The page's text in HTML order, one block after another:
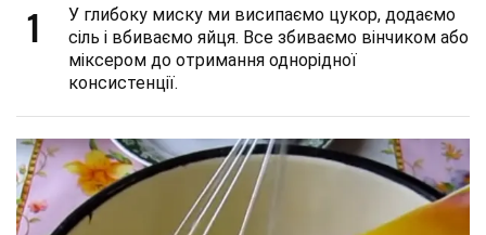
1
У глибоку миску ми висипаємо цукор, додаємо
сіль і вбиваємо яйця. Все збиваємо вінчиком або
міксером до отримання однорідної
консистенції.